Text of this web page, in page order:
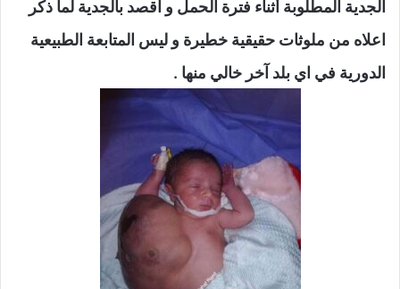
الجدية المطلوبة أثناء فترة الحمل و اقصد بالجدية لما ذكر
اعلاه من ملوثات حقيقية خطيرة و ليس المتابعة الطبيعية
الدورية في اي بلد آخر خالي منها .